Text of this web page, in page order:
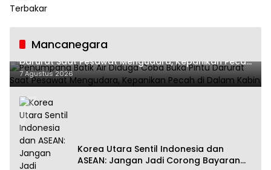
Mancanegara
Penumpang Batik Air Diduga Coba Buka Pintu
Darurat Saat Pesawat Mengudara, Kepanikan Pecah
di Dalam Kabin
7 Agustus 2026
Korea Utara Sentil Indonesia dan
ASEAN: Jangan Jadi Corong Bayaran